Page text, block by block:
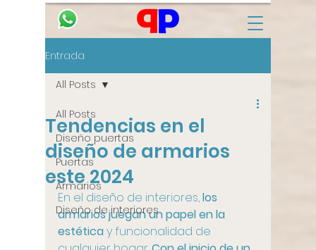
Entrada
All Posts
Diseño puertas
Puertas
Armarios
Diseño de interiores
All Posts
Tendencias en el
diseño de armarios
este 2024
En el diseño de interiores, los
armarios juegan un papel en la
estética y funcionalidad de